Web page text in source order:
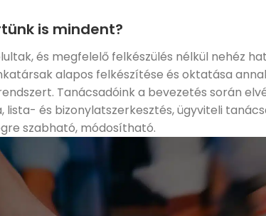
is mindent?
és megfelelő felkészülés nélkül nehéz
alapos felkészítése és oktatása
Tanácsadóink a bevezetés során
és bizonylatszerkesztés, ügyviteli
szabható, módosítható.